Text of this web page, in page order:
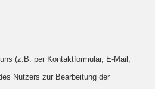
(z.B. per Kontaktformular, E-Mail,
Nutzers zur Bearbeitung der